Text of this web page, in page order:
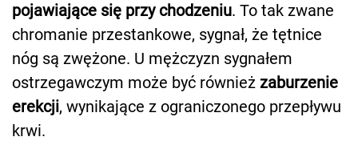
pojawiające się przy chodzeniu. To tak zwane
chromanie przestankowe, sygnał, że tętnice
nóg są zwężone. U mężczyzn sygnałem
ostrzegawczym może być również zaburzenie
erekcji, wynikające z ograniczonego przepływu
krwi.